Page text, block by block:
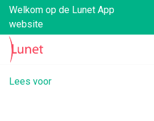
Welkom op de Lunet App
website
Lees voor